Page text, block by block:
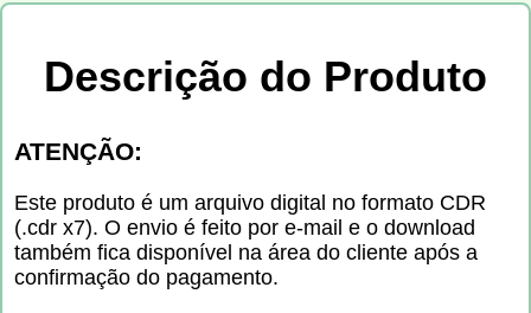
Descrição do Produto
ATENÇÃO:
Este produto é um arquivo digital no formato CDR
(.cdr x7). O envio é feito por e-mail e o download
também fica disponível na área do cliente após a
confirmação do pagamento.